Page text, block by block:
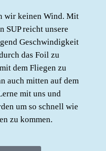
wir keinen Wind. Mit
SUP reicht unsere
Geschwindigkeit
das Foil zu
dem Fliegen zu
auch mitten auf dem
mit uns und
um so schnell wie
zu kommen.